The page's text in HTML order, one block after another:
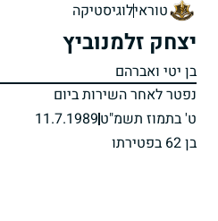
טוראילוגיסטיקה
יצחק זלמנוביץ
בן יטי ואברהם
נפטר לאחר השירות ביום
ט' בתמוז תשמ"ט11.7.1989
בן 62 בפטירתו